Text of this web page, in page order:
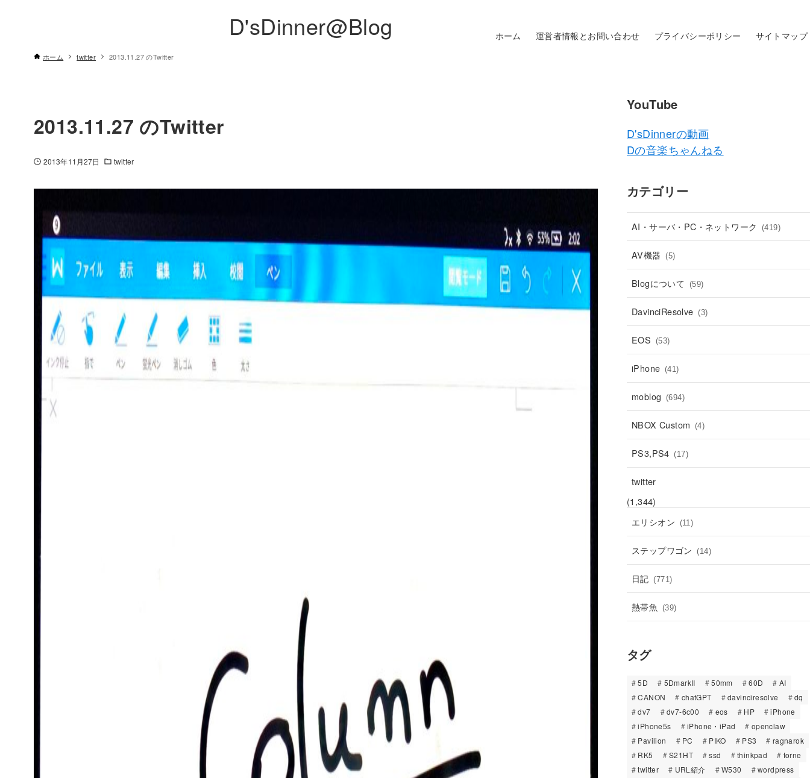
D'sDinner@Blog ホーム 運営者情報とお問い合わせ プライバシーポリシー サイトマップ
ホーム twitter 2013.11.27 のTwitter
2013.11.27 のTwitter
2013年11月27日 twitter
YouTube
D'sDinnerの動画
Dの音楽ちゃんねる
カテゴリー
AI・サーバ・PC・ネットワーク (419)
AV機器 (5)
Blogについて (59)
DavinciResolve (3)
EOS (53)
iPhone (41)
moblog (694)
NBOX Custom (4)
PS3,PS4 (17)
twitter
(1,344)
エリシオン (11)
ステップワゴン (14)
日記 (771)
熱帯魚 (39)
タグ
5D 5DmarkII 50mm 60D
AI
CANON
chatGPT davinciresolve
dq
dv7
dv7-6c00 eos HP
iPhone
iPhone5s
iPhone・iPad
openclaw
Pavilion
PC PIKO PS3
ragnarok
RK5
S21HT ssd thinkpad
torne
twitter
URL紹介 W530
wordpress